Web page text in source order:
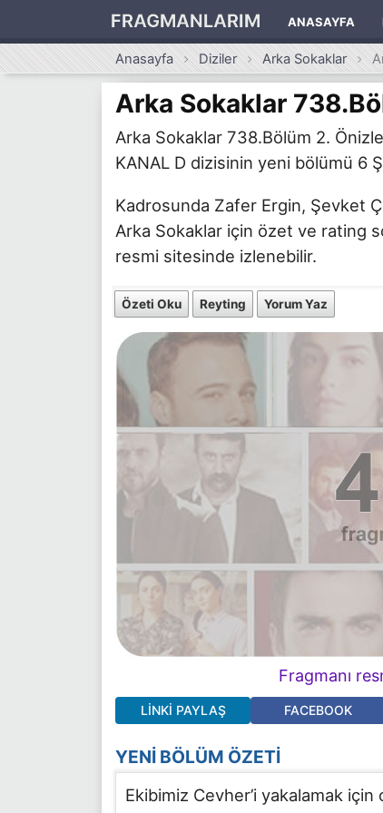
FRAGMANLARIM ANASAYFA
Anasayfa Diziler Arka Sokaklar
Arka Sokaklar
Arka Sokaklar 738.Bölüm 2.
KANAL D dizisinin yeni bölümü 6
Kadrosunda Zafer Ergin, Şevket
Arka Sokaklar için özet ve rating
resmi sitesinde izlenebilir.
Özeti Oku Reyting Yorum Yaz
Fragmanı
LINKI PAYLAŞ FACEBOOK
YENI BÖLÜM ÖZETI
Ekibimiz Cevher’i yakalamak